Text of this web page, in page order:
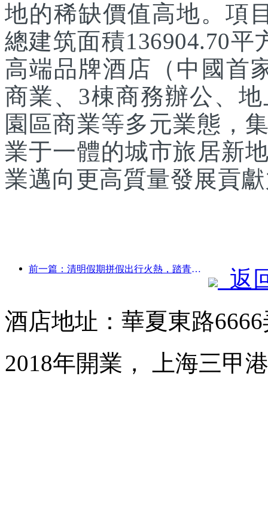
地的稀缺價值高地。項
總建筑面積136904.70
高端品牌酒店（中國首
商業、3棟商務辦公、
園區商業等多元業態，
業于一體的城市旅居新
業邁向更高質量發展貢
前一篇：清明假期拼假出行火熱，踏青賞花帶動多城客流增長
返
酒店地址：華夏東路
2018年開業， 上海三